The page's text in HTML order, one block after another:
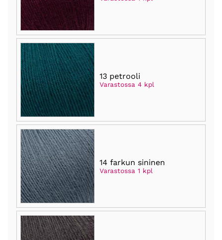
13 petrooli
Varastossa 4 kpl
14 farkun sininen
Varastossa 1 kpl